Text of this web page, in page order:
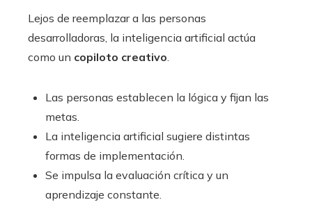
Lejos de reemplazar a las personas
desarrolladoras, la inteligencia artificial actúa
como un copiloto creativo.
Las personas establecen la lógica y fijan las
metas.
La inteligencia artificial sugiere distintas
formas de implementación.
Se impulsa la evaluación crítica y un
aprendizaje constante.